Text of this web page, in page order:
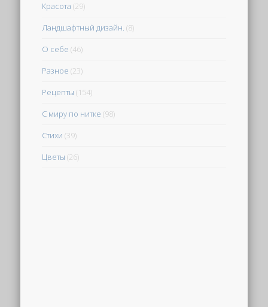
Красота (29)
Ландшафтный дизайн. (8)
О себе (46)
Разное (23)
Рецепты (154)
С миру по нитке (98)
Стихи (39)
Цветы (26)